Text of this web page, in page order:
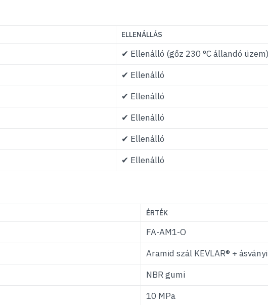
ELLENÁLLÁS
✔ Ellenálló (gőz 230 °C állandó
✔ Ellenálló
✔ Ellenálló
✔ Ellenálló
✔ Ellenálló
✔ Ellenálló
ÉRTÉK
FA-AM1-O
Aramid szál KEVLAR® +
NBR gumi
10 MPa